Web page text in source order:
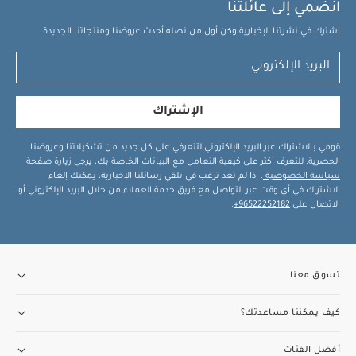
انضمي إلى عائلتنا
اشترك في نشرتنا الإخبارية وكن أول من تصله أحدث عروضنا ومنتجاتنا الجديدة.
الإشتراك
قومي بالاشتراك عبر البريد الإلكتروني لتتعرفي على كل جديد من تشكيلاتنا وعروضنا
الحصرية. للتعرف أكثر على كيفية التعامل مع البيانات الخاصة بك، يرجى زيارة صفحة
سياسة الخصوصية . إذا لم تعد ترغب في تلقي رسائلنا الإخبارية، يمكنك إلغاء
الاشتراك في أي وقت عبر التواصل مع فريق خدمة العملاء من خلال البريد الإلكتروني أو
الاتصال على 96522252182+
.
تسوق معنا
كيف يمكننا مساعدتك؟
أفضل الفئات